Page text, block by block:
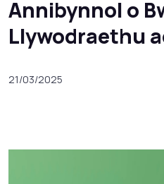
Annibynnol o
Llywodraethu
21/03/2025